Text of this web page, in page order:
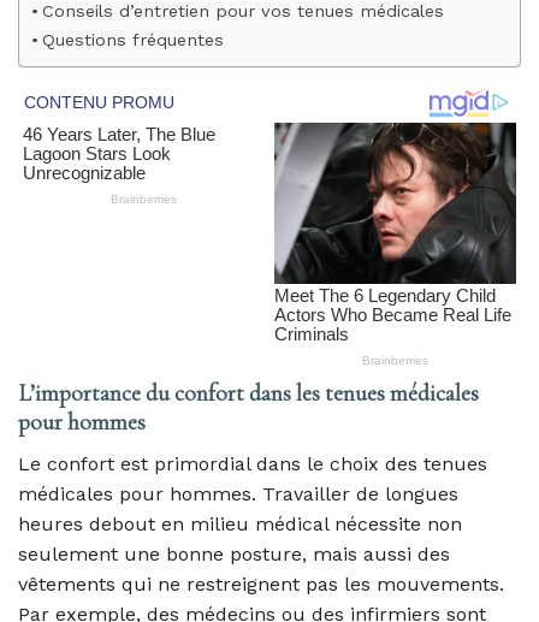
Conseils d’entretien pour vos tenues médicales
Questions fréquentes
L’importance du confort dans les tenues médicales
pour hommes
Le confort est primordial dans le choix des tenues
médicales pour hommes. Travailler de longues
heures debout en milieu médical nécessite non
seulement une bonne posture, mais aussi des
vêtements qui ne restreignent pas les mouvements.
Par exemple, des médecins ou des infirmiers sont